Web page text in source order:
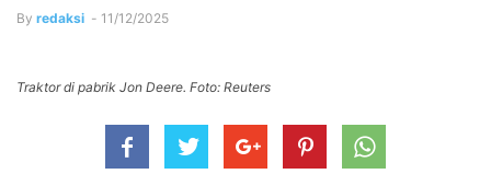
By redaksi - 11/12/2025
Traktor di pabrik Jon Deere. Foto: Reuters